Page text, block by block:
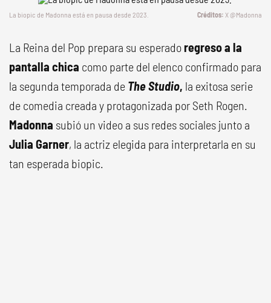
La biopic de Madonna está en pausa desde 2023. X @Madonna
La Reina del Pop prepara su esperado regreso a la
pantalla chica como parte del elenco confirmado para
la segunda temporada de The Studio, la exitosa serie
de comedia creada y protagonizada por Seth Rogen.
Madonna subió un video a sus redes sociales junto a
Julia Garner, la actriz elegida para interpretarla en su
tan esperada biopic.